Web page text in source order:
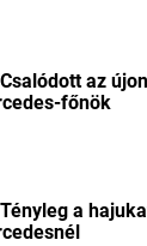
az
főnök
a